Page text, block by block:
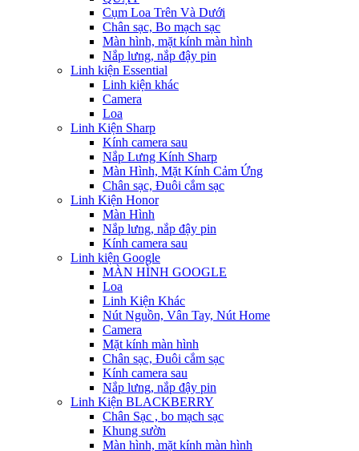
Cụm Loa Trên Và Dưới
Chân sạc, Bo mạch sạc
Màn hình, mặt kính màn hình
Nắp lưng, nắp đậy pin
Linh kiện Essential
Linh kiện khác
Camera
Loa
Linh Kiện Sharp
Kính camera sau
Nắp Lưng Kính Sharp
Màn Hình, Mặt Kính Cảm Ứng
Chân sạc, Đuôi cắm sạc
Linh Kiện Honor
Màn Hình
Nắp lưng, nắp đậy pin
Kính camera sau
Linh kiện Google
MÀN HÌNH GOOGLE
Loa
Linh Kiện Khác
Nút Nguồn, Vân Tay, Nút Home
Camera
Mặt kính màn hình
Chân sạc, Đuôi cắm sạc
Kính camera sau
Nắp lưng, nắp đậy pin
Linh Kiện BLACKBERRY
Chân Sạc , bo mạch sạc
Khung sườn
Màn hình, mặt kính màn hình